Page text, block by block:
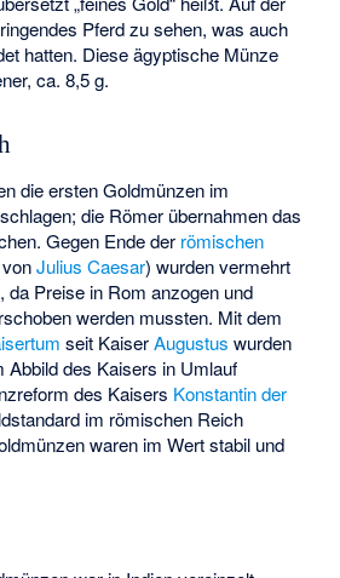
Pferd zu sehen, was auch
hatten. Diese ägyptische Münze
ca. 8,5 g.
die ersten Goldmünzen im
die Römer übernahmen das
Gegen Ende der römischen
vonJulius Caesar) wurden vermehrt
da Preise in Rom anzogen und
werden mussten. Mit dem
seit KaiserAugustus wurden
Abbild des Kaisers in Umlauf
des Kaisers Konstantin der
im römischen Reich
waren im Wert stabil und